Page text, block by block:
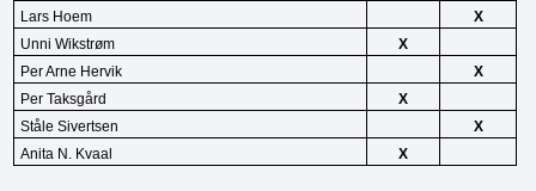
Lars Hoem
X
Unni Wikstrøm
X
Per Arne Hervik
X
Per Taksgård
X
Ståle Sivertsen
X
Anita N. Kvaal
X